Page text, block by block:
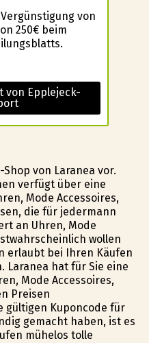
von
250€ beim
von Epplejeck-
von Laranea vor.
verfügt über eine
Mode Accessoires,
die für jedermann
an Uhren, Mode
wollen
erlaubt bei Ihren Käufen
Laranea hat für Sie eine
Mode Accessoires,
Preisen
gültigen Kuponcode für
gemacht haben, ist es
mühelos tolle